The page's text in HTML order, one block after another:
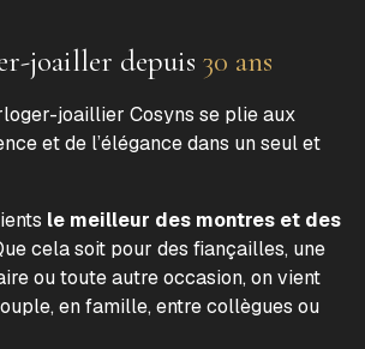
joailler depuis 30 ans
joaillier Cosyns se plie aux
et de l’élégance dans un seul et
le meilleur des montres et des
cela soit pour des fiançailles, une
ou toute autre occasion, on vient
en famille, entre collègues ou